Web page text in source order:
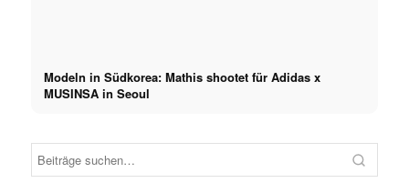
Modeln in Südkorea: Mathis shootet für Adidas x
MUSINSA in Seoul